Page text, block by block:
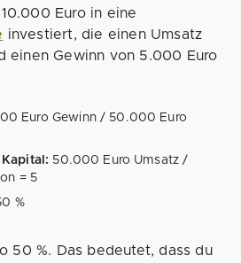
Euro in eine
investiert, die einen Umsatz
einen Gewinn von 5.000 Euro
Euro Gewinn / 50.000 Euro
50.000 Euro Umsatz /
= 5
%
50 %. Das bedeutet, dass du